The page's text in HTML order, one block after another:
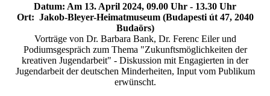
Datum: Am 13. April 2024, 09.00 Uhr - 13.30 Uhr
Ort: Jakob-Bleyer-Heimatmuseum (Budapesti út 47, 2040
Budaörs)
Vorträge von Dr. Barbara Bank, Dr. Ferenc Eiler und
Podiumsgespräch zum Thema "Zukunftsmöglichkeiten der
kreativen Jugendarbeit" - Diskussion mit Engagierten in der
Jugendarbeit der deutschen Minderheiten, Input vom Publikum
erwünscht.